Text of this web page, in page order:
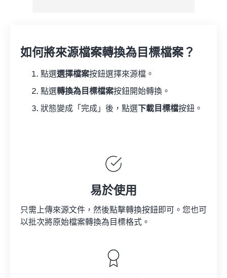
如何將來源檔案轉換為目標檔案？
點選選擇檔案按鈕選擇來源檔。
點選轉換為目標檔案按鈕開始轉換。
狀態變成「完成」後，點選 下載目標檔按鈕。
易於使用
只需上傳來源文件，然後點擊轉換按鈕即可。您也可
以批次將原始檔案轉換為目標格式。